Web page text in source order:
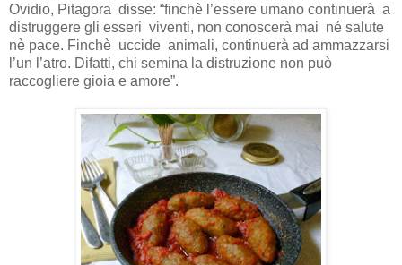
Ovidio, Pitagora disse: “finchè l’essere umano continuerà a
distruggere gli esseri viventi, non conoscerà mai né salute
nè pace. Finchè uccide animali, continuerà ad ammazzarsi
l’un l’atro. Difatti, chi semina la distruzione non può
raccogliere gioia e amore”.